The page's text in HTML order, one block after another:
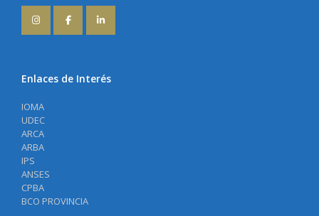
Enlaces de Interés
IOMA
UDEC
ARCA
ARBA
IPS
ANSES
CPBA
BCO PROVINCIA